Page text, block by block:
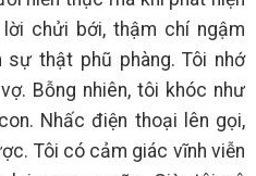
chửi bới, thậm chí ngậm
thật phũ phàng. Tôi nhớ
Bỗng nhiên, tôi khóc như
Nhấc điện thoại lên gọi,
Tôi có cảm giác vĩnh viễn